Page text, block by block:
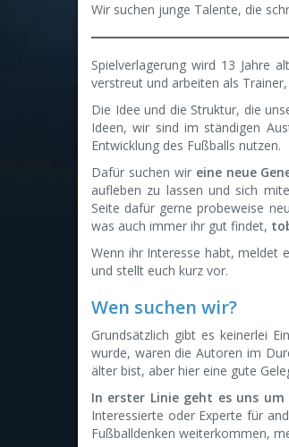
Wir suchen junge Talente, die
Spielverlagerung wird 13 Jahre
verstreut und arbeiten als
Die Idee und die Struktur, die
Ideen, wir sind im ständigen
Entwicklung des Fußballs nutzen.
Dafür suchen wir eine neue
aufleben zu lassen und sich
Seite dafür gerne probeweise
was auch immer ihr gut findet,
Wenn ihr Interesse habt, meldet
und stellt euch kurz vor.
Wen suchen wir?
Grundsätzlich gibt es keinerlei
wurde, waren die Autoren im
älter bist, aber hier eine gute
In erster Linie geht es uns
Interessierte oder Experte für
Fußballdenken weiterkommen,